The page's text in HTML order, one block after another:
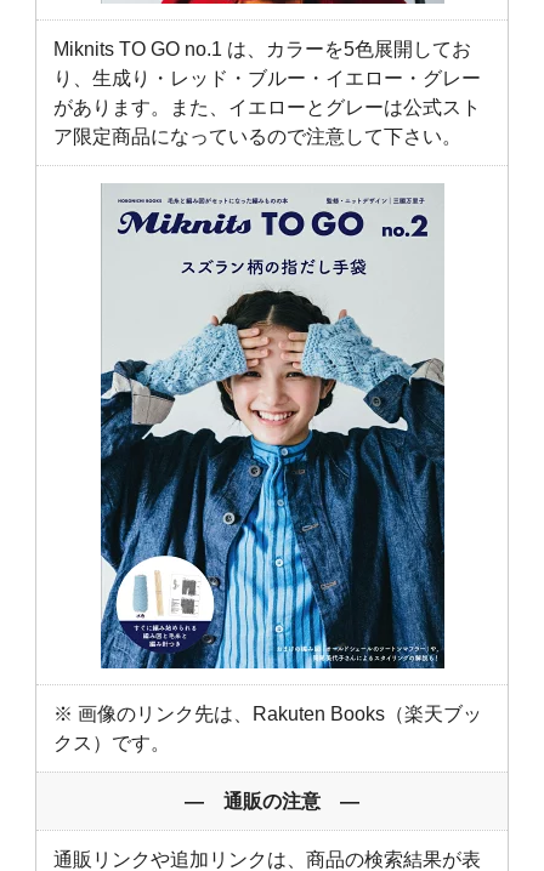
Miknits TO GO no.1 は、カラーを5色展開してお
り、生成り・レッド・ブルー・イエロー・グレー
があります。また、イエローとグレーは公式スト
ア限定商品になっているので注意して下さい。
※ 画像のリンク先は、Rakuten Books（楽天ブッ
クス）です。
― 通販の注意 ―
通販リンクや追加リンクは、商品の検索結果が表